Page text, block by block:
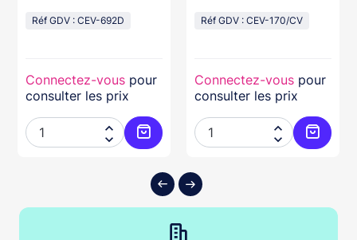
au panier
Réf GDV : CEV-692D
Connectez-vous pour
consulter les prix


Ajouter au panier
Réf GDV : CEV-170/CV
Connectez-vous pour
consulter les prix

